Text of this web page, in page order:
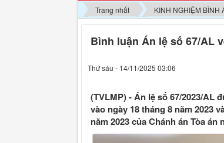
Trang nhất KINH NGHIỆM BÌNH
Bình luận Án lệ số 67/AL
Thứ sáu - 14/11/2025 03:06
(TVLMP) - Án lệ số 67/2023/AL
vào ngày 18 tháng 8 năm 2023
năm 2023 của Chánh án Tòa án